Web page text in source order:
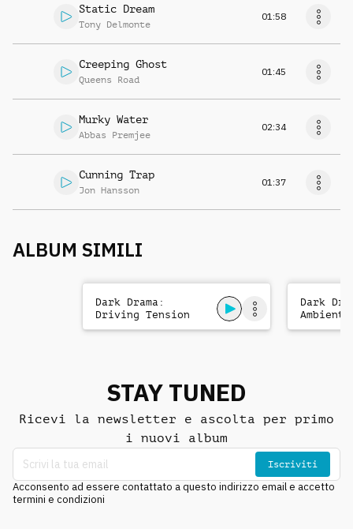
Static Dream
Tony Delmonte
01:58
Creeping Ghost
Queens Road
01:45
Murky Water
Abbas Premjee
02:34
Cunning Trap
Jon Hansson
01:37
ALBUM SIMILI
Dark Drama:
Driving Tension
Dark
Ambient
STAY TUNED
Ricevi la newsletter e ascolta per primo
i nuovi album
Iscriviti
Acconsento ad essere contattato a questo indirizzo email e accetto
termini e condizioni